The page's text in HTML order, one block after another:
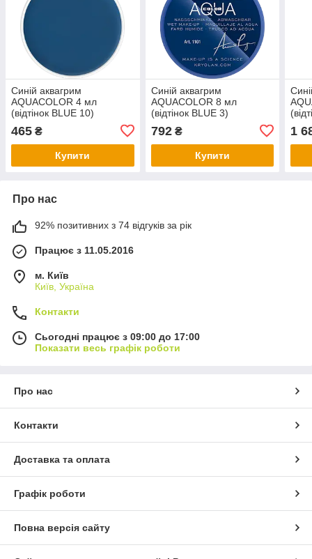
Синій аквагрим
AQUACOLOR 4 мл
(відтінок BLUE 10)
465 ₴
Купити
Синій аквагрим
AQUACOLOR 8 мл
(відтінок BLUE 3)
792₴
Купити
1
Про нас
92% позитивних з 74 відгуків за рік
Працює з 11.05.2016
м. Київ
Київ, Україна
Контакти
Сьогодні працює з 09:00 до 17:00
Показати весь графік роботи
Про нас
Контакти
Доставка та оплата
Графік роботи
Повна версія сайту